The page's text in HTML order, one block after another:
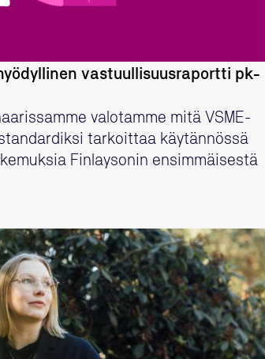
vastuullisuusraportti pk-
valotamme mitä VSME-
tarkoittaa käytännössä
Finlaysonin ensimmäisestä